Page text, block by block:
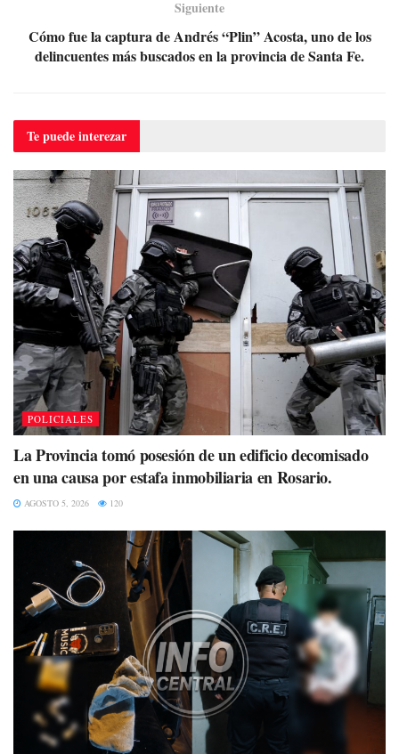
Siguiente
Cómo fue la captura de Andrés “Plin” Acosta, uno de los
delincuentes más buscados en la provincia de Santa Fe.
Te puedeinterezar
POLICIALES
La Provincia tomó posesión de un edificio decomisado
en una causa por estafa inmobiliaria en Rosario.
AGOSTO 5, 2026 120